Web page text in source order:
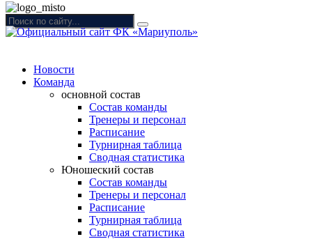
Новости
Команда
основной состав
Состав команды
Тренеры и персонал
Расписание
Турнирная таблица
Сводная статистика
Юношеский состав
Состав команды
Тренеры и персонал
Расписание
Турнирная таблица
Сводная статистика